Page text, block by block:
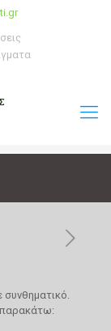
συνθηματικό.
παρακάτω: